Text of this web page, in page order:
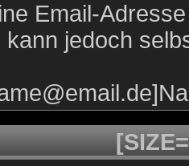
Email-
jedoch